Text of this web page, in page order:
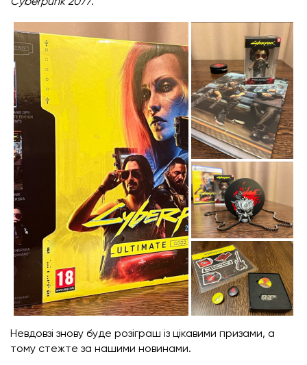
Невдовзі знову буде розіграш із цікавими призами, а
тому стежте за нашими новинами.